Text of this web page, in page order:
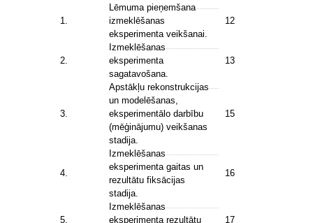
1.
Lēmuma pieņemšana
izmeklēšanas
eksperimenta veikšanai.
12
2.
Izmeklēšanas
eksperimenta
sagatavošana.
13
3.
Apstākļu rekonstrukcijas
un modelēšanas,
eksperimentālo darbību
(mēģinājumu) veikšanas
stadija.
15
4.
Izmeklēšanas
eksperimenta gaitas un
rezultātu fiksācijas
stadija.
16
5.
Izmeklēšanas
eksperimenta rezultātu
17